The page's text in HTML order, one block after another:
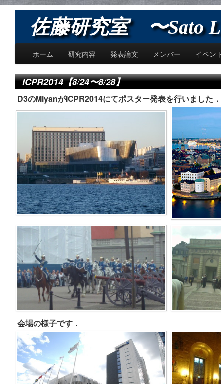
佐藤研究室 〜Sato
ホーム 研究内容 発表論文 メンバー イベン
ICPR2014【8/24〜8/28】
D3のMiyanがICPR2014にてポスター発表を行いました
会場の様子です．